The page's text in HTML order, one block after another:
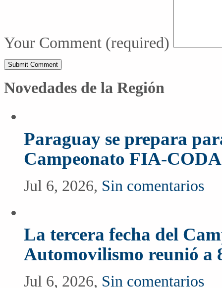
Your Comment (required)
Novedades de la Región
Paraguay se prepara
Campeonato FIA-
Jul 6, 2026, Sin comentarios
La tercera fecha del
Automovilismo reunió a
Jul 6, 2026, Sin comentarios